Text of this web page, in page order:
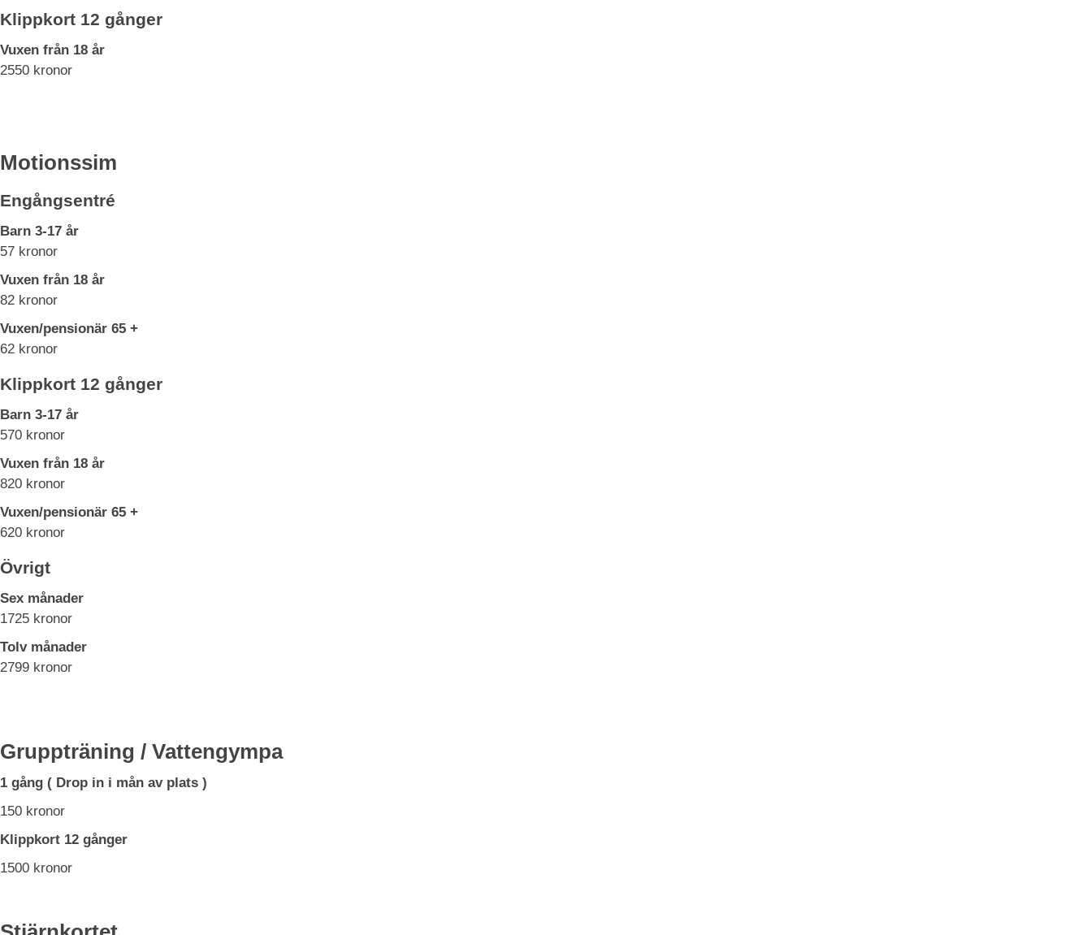
Klippkort 12 gånger
Vuxen från 18 år
2550 kronor
Motionssim
Engångsentré
Barn 3-17 år
57 kronor
Vuxen från 18 år
82 kronor
Vuxen/pensionär 65 +
62 kronor
Klippkort 12 gånger
Barn 3-17 år
570 kronor
Vuxen från 18 år
820 kronor
Vuxen/pensionär 65 +
620 kronor
Övrigt
Sex månader
1725 kronor
Tolv månader
2799 kronor
Gruppträning / Vattengympa
1 gång ( Drop in i mån av plats )
150 kronor
Klippkort 12 gånger
1500 kronor